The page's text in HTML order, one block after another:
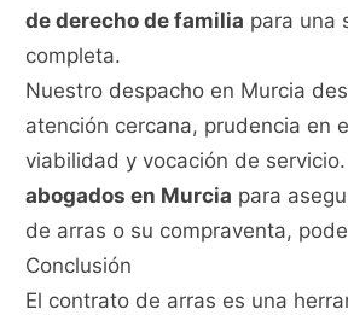
de derecho de familia para una
completa.
Nuestro despacho en Murcia
atención cercana, prudencia en
viabilidad y vocación de
abogados en Murcia para
de arras o su compraventa,
Conclusión
El contrato de arras es una